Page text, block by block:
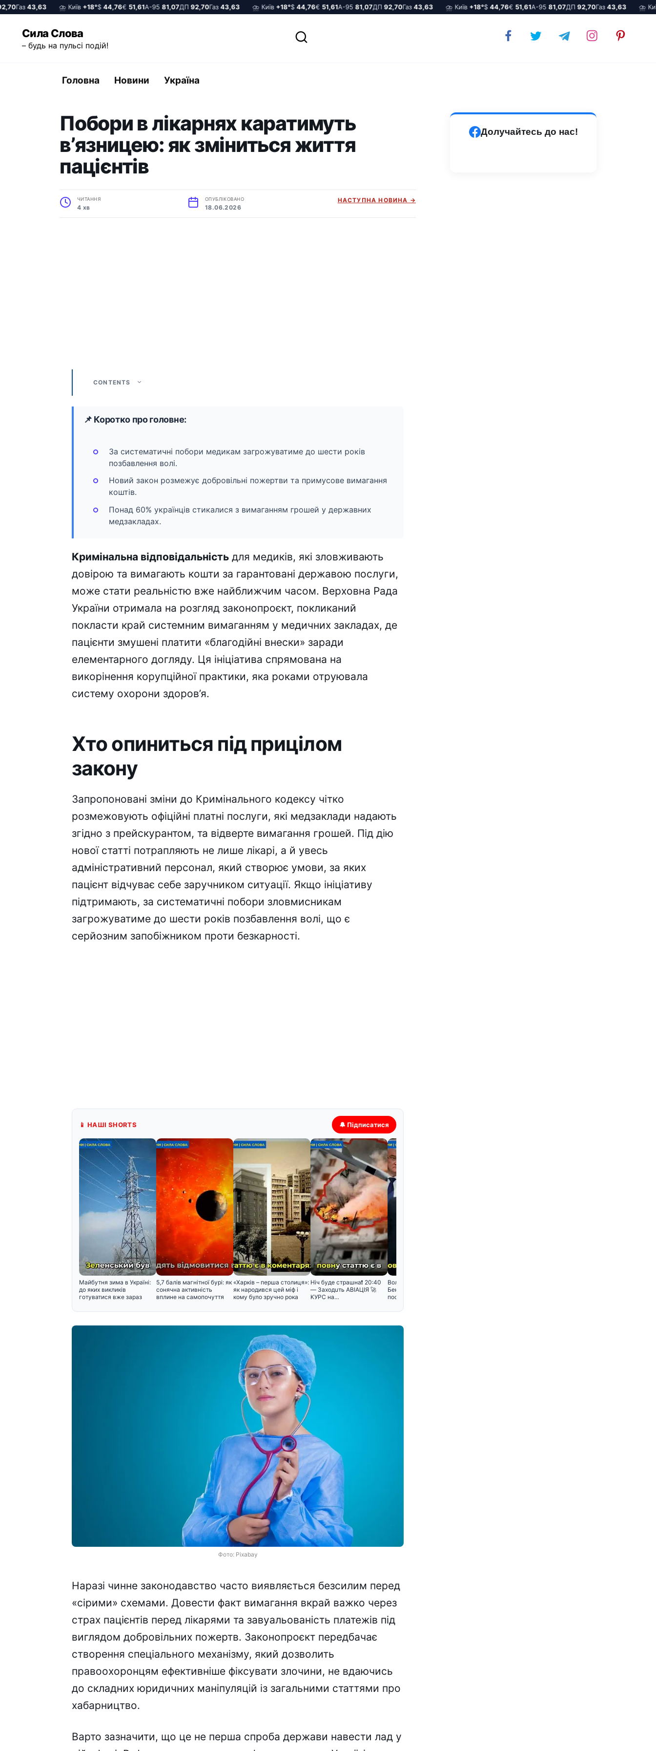
Газ43,63 ⛈️ Київ+18°$44,76€51,61А-9581,07ДП92,70Газ43,63 ⛈️ Київ+18°$44,76€51,61А-9581,07ДП92,70Газ43,63 ⛈️ Київ+18°$44,76€51,61А-9581,07ДП92,70Газ43,63 ⛈️ Київ
вмісту
Сила Слова
– будь на пульсі подій!
Головна Новини Україна
Побори в лікарнях каратимуть
в’язницею: як зміниться життя
пацієнтів
ЧИТАННЯ
4 хв
ОПУБЛІКОВАНО
18.06.2026
НАСТУПНА НОВИНА →
CONTENTS
📌 Коротко про головне:
За систематичні побори медикам загрожуватиме до шести років
позбавлення волі.
Новий закон розмежує добровільні пожертви та примусове вимагання
коштів.
Понад 60% українців стикалися з вимаганням грошей у державних
медзакладах.
Кримінальна відповідальність для медиків, які зловживають
довірою та вимагають кошти за гарантовані державою послуги,
може стати реальністю вже найближчим часом. Верховна Рада
України отримала на розгляд законопроєкт, покликаний
покласти край системним вимаганням у медичних закладах, де
пацієнти змушені платити «благодійні внески» заради
елементарного догляду. Ця ініціатива спрямована на
викорінення корупційної практики, яка роками отруювала
систему охорони здоров’я.
Хто опиниться під прицілом
закону
Запропоновані зміни до Кримінального кодексу чітко
розмежовують офіційні платні послуги, які медзаклади надають
згідно з прейскурантом, та відверте вимагання грошей. Під дію
нової статті потрапляють не лише лікарі, а й увесь
адміністративний персонал, який створює умови, за яких
пацієнт відчуває себе заручником ситуації. Якщо ініціативу
підтримають, за систематичні побори зловмисникам
загрожуватиме до шести років позбавлення волі, що є
серйозним запобіжником проти безкарності.
📱 НАШІ SHORTS 🔔 Підписатися
Майбутня зима в Україні:
до яких викликів
готуватися вже зараз
5,7 балів магнітної бурі: як
сонячна активність
вплине на самопочуття
«Харків – перша столиця»:
як народився цей міф і
кому було зручно рока
Hiч бyдe cтpaшнa❗️ 20:40
— Зaxoдuть ABIAЦIЯ 🚀
KУPC нa…
Володимир Зеленський та
Беньямін Нетаньягу
посварилися під час
Фото: Pixabay
Наразі чинне законодавство часто виявляється безсилим перед
«сірими» схемами. Довести факт вимагання вкрай важко через
страх пацієнтів перед лікарями та завуальованість платежів під
виглядом добровільних пожертв. Законопроєкт передбачає
створення спеціального механізму, який дозволить
правоохоронцям ефективніше фіксувати злочини, не вдаючись
до складних юридичних маніпуляцій із загальними статтями про
хабарництво.
Варто зазначити, що це не перша спроба держави навести лад у
Долучайтесь до нас!